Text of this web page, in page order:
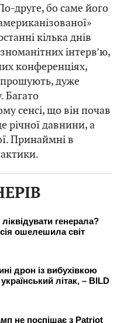
друге, бо саме його
кілька днів
інтерв’ю,
конференціях,
дуже
Багато
сенсі, що він почав
річної давнини, а
Принаймні в